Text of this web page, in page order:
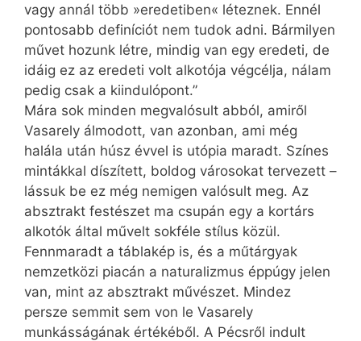
vagy annál több »eredetiben« léteznek. Ennél
pontosabb definíciót nem tudok adni. Bármilyen
művet hozunk létre, mindig van egy eredeti, de
idáig ez az eredeti volt alkotója végcélja, nálam
pedig csak a kiindulópont.”
Mára sok minden megvalósult abból, amiről
Vasarely álmodott, van azonban, ami még
halála után húsz évvel is utópia maradt. Színes
mintákkal díszített, boldog városokat tervezett –
lássuk be ez még nemigen valósult meg. Az
absztrakt festészet ma csupán egy a kortárs
alkotók által művelt sokféle stílus közül.
Fennmaradt a táblakép is, és a műtárgyak
nemzetközi piacán a naturalizmus éppúgy jelen
van, mint az absztrakt művészet. Mindez
persze semmit sem von le Vasarely
munkásságának értékéből. A Pécsről indult